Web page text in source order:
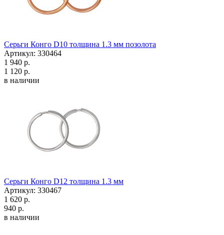
Серьги Конго D10 толщина 1.3 мм позолота
Артикул: 330464
1 940 р.
1 120 р.
в наличии
Серьги Конго D12 толщина 1.3 мм
Артикул: 330467
1 620 р.
940 р.
в наличии